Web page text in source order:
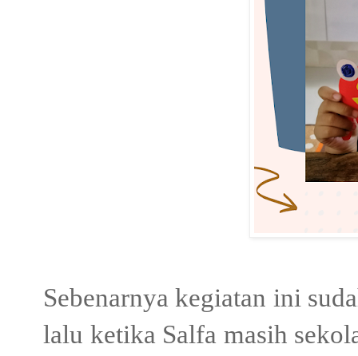
Sebenarnya kegiatan ini
lalu ketika Salfa masih